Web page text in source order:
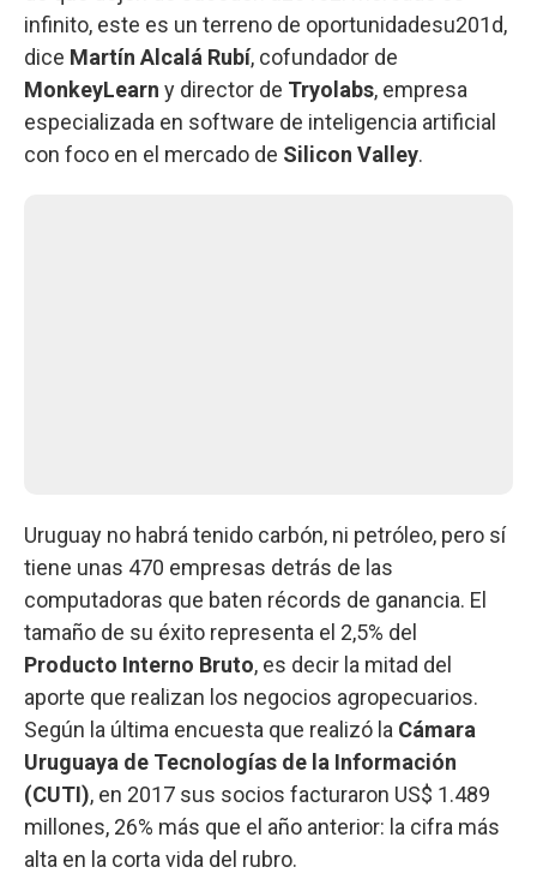
infinito, este es un terreno de oportunidadesu201d,
dice Martín Alcalá Rubí, cofundador de
MonkeyLearn y director de Tryolabs, empresa
especializada en software de inteligencia artificial
con foco en el mercado de Silicon Valley.
Uruguay no habrá tenido carbón, ni petróleo, pero sí
tiene unas 470 empresas detrás de las
computadoras que baten récords de ganancia. El
tamaño de su éxito representa el 2,5% del
Producto Interno Bruto, es decir la mitad del
aporte que realizan los negocios agropecuarios.
Según la última encuesta que realizó la Cámara
Uruguaya de Tecnologías de la Información
(CUTI), en 2017 sus socios facturaron US$ 1.489
millones, 26% más que el año anterior: la cifra más
alta en la corta vida del rubro.